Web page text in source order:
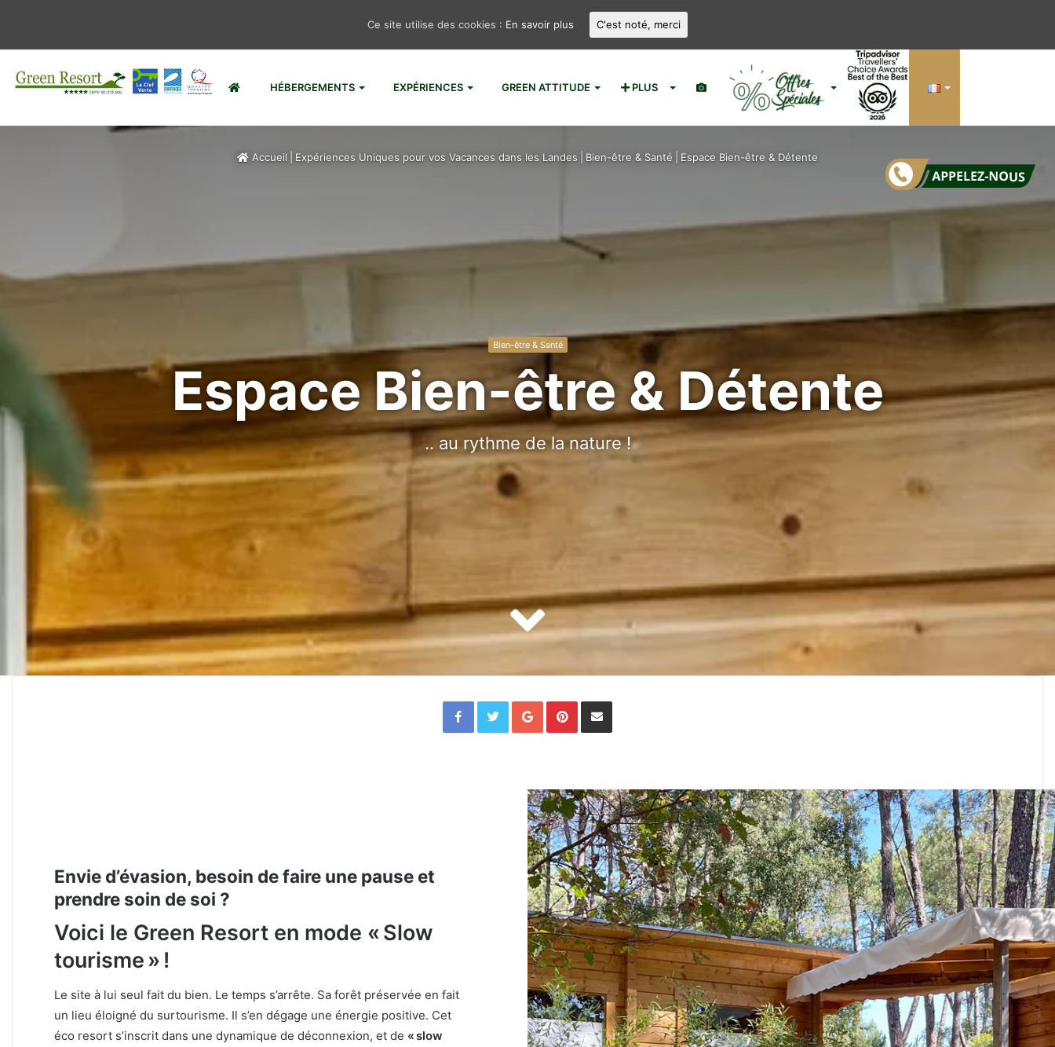
HÉBERGEMENTS EXPÉRIENCES GREEN ATTITUDE
PLUS
Accueil Expériences Uniques pour vos Vacances dans les Landes Bien-être & Santé Espace Bien-être & Détente
Bien-être & Santé
Espace Bien-être & Détente
.. au rythme de la nature !
Facebook Twitter Google+ Pinterest
Envie d’évasion, besoin de faire une pause et
prendre soin de soi ?
Voici le Green Resort en mode « Slow
tourisme » !
Le site à lui seul fait du bien. Le temps s’arrête. Sa forêt préservée en fait
un lieu éloigné du surtourisme. Il s’en dégage une énergie positive. Cet
éco resort s’inscrit dans une dynamique de déconnexion, et de « slow
Ce site utilise des cookies : En savoir plus C'est noté, merci